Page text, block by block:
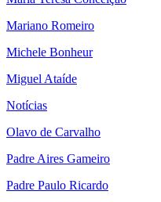
Mariano Romeiro
Michele Bonheur
Miguel Ataíde
Notícias
Olavo de Carvalho
Padre Aires Gameiro
Padre Paulo Ricardo